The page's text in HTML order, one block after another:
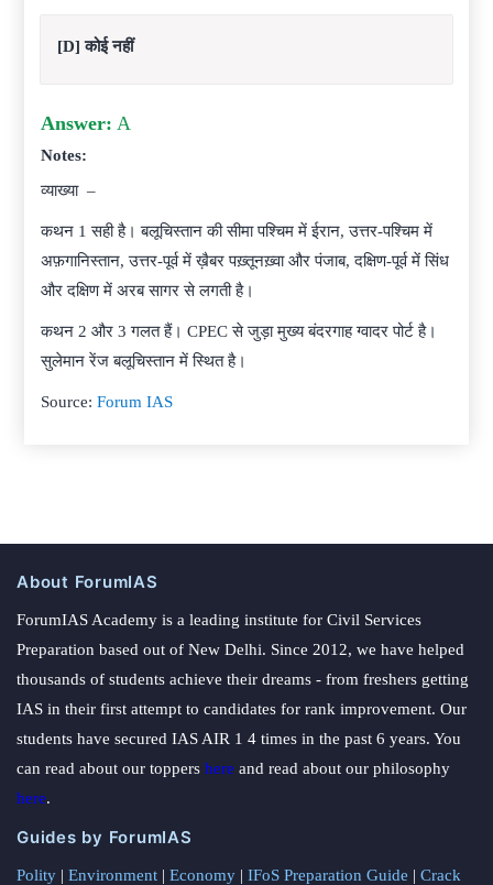
[D] कोई नहीं
Answer: A
Notes:
व्याख्या –
कथन 1 सही है। बलूचिस्तान की सीमा पश्चिम में ईरान, उत्तर-पश्चिम में
अफ़गानिस्तान, उत्तर-पूर्व में ख़ैबर पख़्तूनख़्वा और पंजाब, दक्षिण-पूर्व में सिंध
और दक्षिण में अरब सागर से लगती है।
कथन 2 और 3 गलत हैं। CPEC से जुड़ा मुख्य बंदरगाह ग्वादर पोर्ट है।
सुलेमान रेंज बलूचिस्तान में स्थित है।
Source:Forum IAS
About ForumIAS
ForumIAS Academy is a leading institute for Civil Services
Preparation based out of New Delhi. Since 2012, we have helped
thousands of students achieve their dreams - from freshers getting
IAS in their first attempt to candidates for rank improvement. Our
students have secured IAS AIR 1 4 times in the past 6 years. You
can read about our toppers here and read about our philosophy
here.
Guides by ForumIAS
Polity | Environment | Economy | IFoS Preparation Guide | Crack